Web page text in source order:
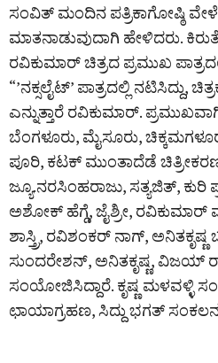
ಸಂವಿತ್ ಮಂದಿನ ಪತ್ರಿಕಾಗೋಷ್ಠಿ
ಮಾತನಾಡುವುದಾಗಿ ಹೇಳಿದರು.
ರವಿಕುಮಾರ್ ಚಿತ್ರದ ಪ್ರಮುಖ
“’ನಕ್ಸಲೈಟ್‌’ ಪಾತ್ರದಲ್ಲಿ ನಟಿಸಿದ್ದು,
ಎನ್ನುತ್ತಾರೆ ರವಿಕುಮಾರ್‌.
ಬೆಂಗಳೂರು, ಮೈಸೂರು,
ಪೂರಿ, ಕಟಕ್ ಮುಂತಾದೆಡೆ
ಜ್ಯೂ.ನರಸಿಂಹರಾಜು, ಸತ್ಯಜಿತ್, ಕುರಿ
ಅಶೋಕ್ ಹೆಗ್ಡೆ, ಜೈಶ್ರೀ, ರವಿಕುಮಾರ್
ಶಾಸ್ತ್ರಿ, ರವಿಶಂಕರ್ ನಾಗ್,
ಸುಂದರೇಶನ್, ಅನಿತಕೃಷ್ಣ, ವಿಜಯ್
ಸಂಯೋಜಿಸಿದ್ದಾರೆ. ಕೃಷ್ಣ ಮಳವಳ್ಳಿ
ಛಾಯಾಗ್ರಹಣ, ಸಿದ್ದು ಭಗತ್ ಸಂಕಲನ